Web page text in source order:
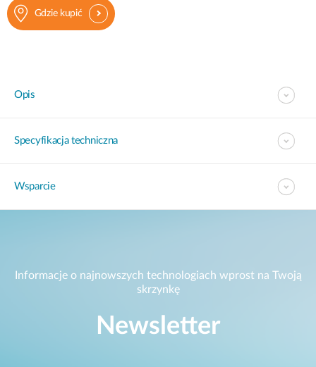
Gdzie kupić
Opis
Specyfikacja techniczna
Wsparcie
Informacje o najnowszych technologiach wprost na Twoją
skrzynkę
Newsletter